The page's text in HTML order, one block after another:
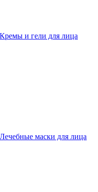
Кремы и гели для лица
Лечебные маски для лица